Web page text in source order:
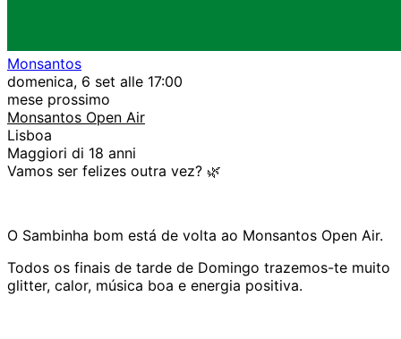
Monsantos
domenica, 6 set alle 17:00
mese prossimo
Monsantos Open Air
Lisboa
Maggiori di 18 anni
Vamos ser felizes outra vez? 🌿
O Sambinha bom está de volta ao Monsantos Open Air.
Todos os finais de tarde de Domingo trazemos-te muito
glitter, calor, música boa e energia positiva.